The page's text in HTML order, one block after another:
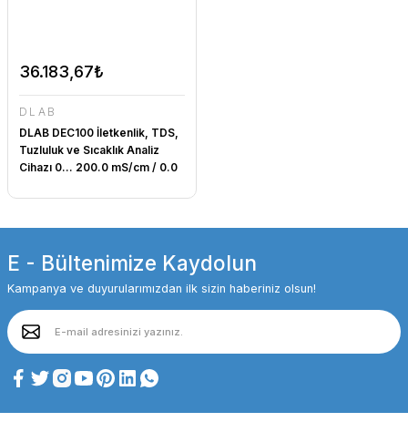
36.183,67₺
DLAB
DLAB DEC100 İletkenlik, TDS,
Tuzluluk ve Sıcaklık Analiz
Cihazı 0... 200.0 mS/cm / 0.0
/ 5.000 Ω·cm... 100.0 MΩ·cm /
E - Bültenimize Kaydolun
Kampanya ve duyurularımızdan ilk sizin haberiniz olsun!